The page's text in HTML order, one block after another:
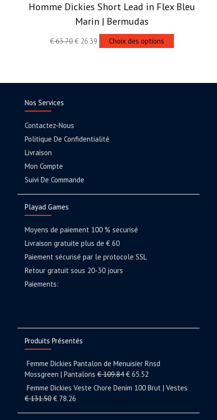
Homme Dickies Short Lead in Flex Bleu
Marin | Bermudas
€63.70 € 26.39 Choix des options
Nos Services
Contactez-Nous
Politique De Confidentialité
Livraison
Mon Compte
Suivi De Commande
Playad Games
Moyens de paiement 100 % securisé
Livraison gratuite plus de € 60
Paiement sécurisé par le protocole SSL
Retour gratuit sous 20-30 jours
Paiements:
Produits Présentés
Femme Dickies Pantalon de Menuisier Rnsd
Mossgreen | Pantalons €109.84 € 65.52
Femme Dickies Veste Chore Denim 100 Brut | Vestes
€131.50 € 78.26